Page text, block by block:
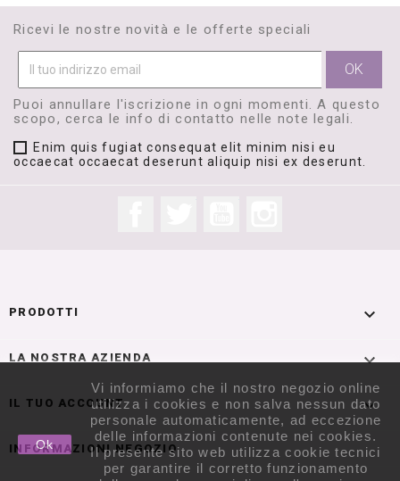
Ricevi le nostre novità e le offerte speciali
Puoi annullare l'iscrizione in ogni momenti. A questo
scopo, cerca le info di contatto nelle note legali.
Enim quis fugiat consequat elit minim nisi eu
occaecat occaecat deserunt aliquip nisi ex deserunt.
FacebookTwitter
PRODOTTI 
LA NOSTRA AZIENDA 
IL TUO ACCOUNT 
INFORMAZIONI NEGOZIO
Ok
Vi informiamo che il nostro negozio online
utilizza i cookies e non salva nessun dato
personale automaticamente, ad eccezione
delle informazioni contenute nei cookies.
Il presente sito web utilizza cookie tecnici
per garantire il corretto funzionamento